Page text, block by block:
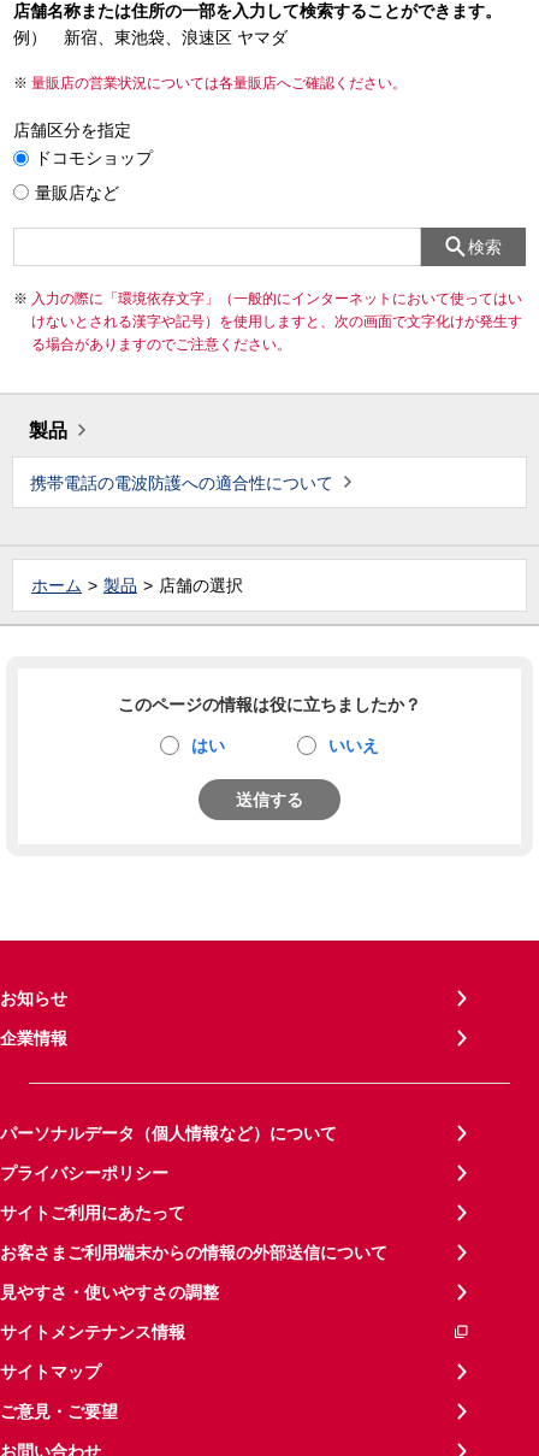
店舗名称または住所の一部を入力して検索することができます。
例） 新宿、東池袋、浪速区 ヤマダ
量販店の営業状況については各量販店へご確認ください。
店舗区分を指定
ドコモショップ
量販店など
検索
入力の際に「環境依存文字」（一般的にインターネットにおいて使ってはい
けないとされる漢字や記号）を使用しますと、次の画面で文字化けが発生す
る場合がありますのでご注意ください。
製品
携帯電話の電波防護への適合性について
ホーム 製品 店舗の選択
このページの情報は役に立ちましたか？
はい いいえ
送信する
お知らせ
企業情報
パーソナルデータ（個人情報など）について
プライバシーポリシー
サイトご利用にあたって
お客さまご利用端末からの情報の外部送信について
見やすさ・使いやすさの調整
サイトメンテナンス情報
サイトマップ
ご意見・ご要望
お問い合わせ